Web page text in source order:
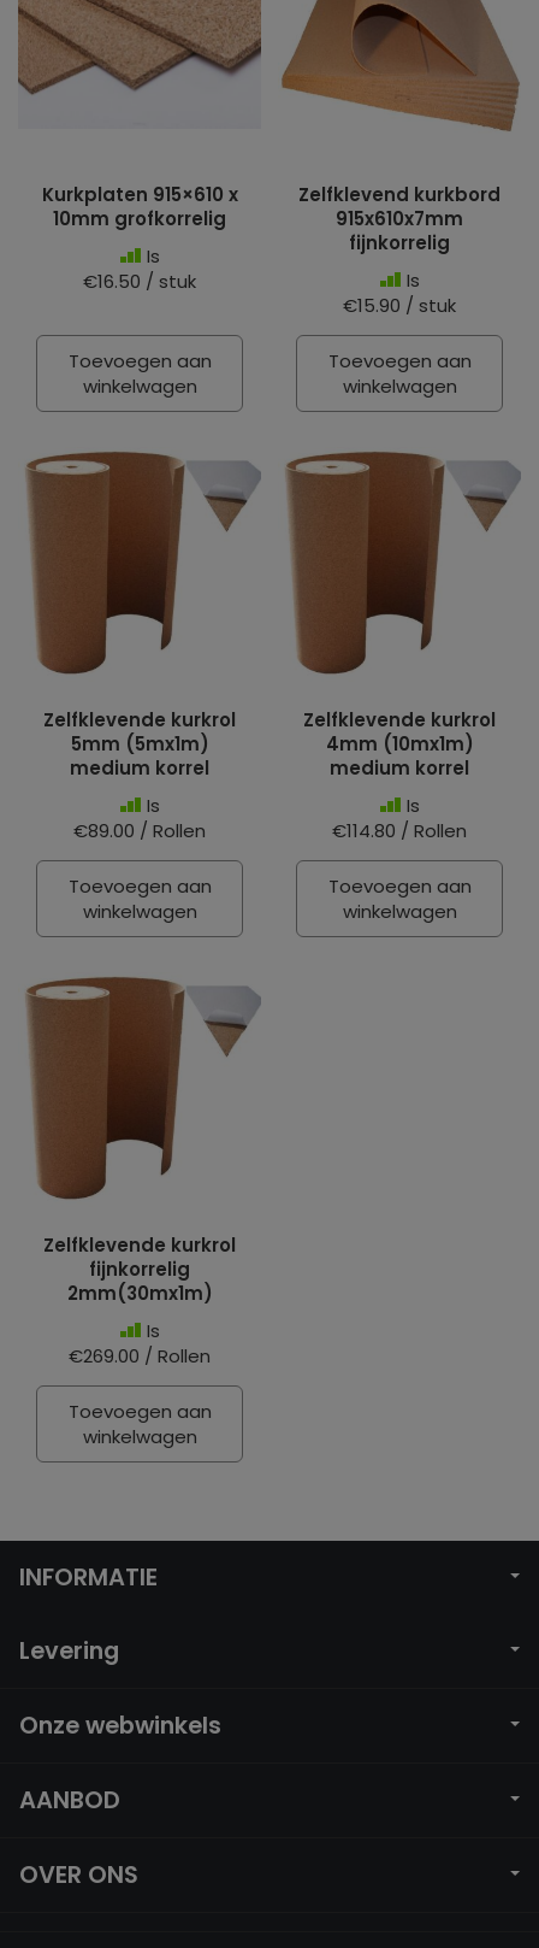
Kurkplaten 915×610 x
10mm grofkorrelig
Is
€16.50 / stuk
Toevoegen aan
winkelwagen
Zelfklevend kurkbord
915x610x7mm
fijnkorrelig
Is
€15.90 / stuk
Toevoegen aan
winkelwagen
Zelfklevende kurkrol
5mm (5mx1m)
medium korrel
Is
€89.00 / Rollen
Toevoegen aan
winkelwagen
Zelfklevende kurkrol
4mm (10mx1m)
medium korrel
Is
€114.80 / Rollen
Toevoegen aan
winkelwagen
Zelfklevende kurkrol
fijnkorrelig
2mm(30mx1m)
Is
€269.00 / Rollen
Toevoegen aan
winkelwagen
INFORMATIE
Levering
Onze webwinkels
AANBOD
OVER ONS